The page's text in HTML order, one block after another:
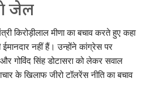
जेल
किरोड़ीलाल मीणा का बचाव करते हुए कहा
ईमानदार नहीं हैं। उन्होंने कांग्रेस पर
गोविंद सिंह डोटासरा को लेकर सवाल
के खिलाफ जीरो टॉलरेंस नीति का बचाव